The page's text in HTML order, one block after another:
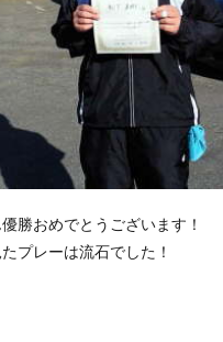
勝おめでとうございます！
プレーは流石でした！